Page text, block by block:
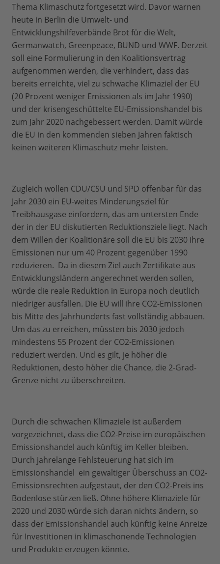
Thema Klimaschutz fortgesetzt wird. Davor warnen
heute in Berlin die Umwelt- und
Entwicklungshilfeverbände Brot für die Welt,
Germanwatch, Greenpeace, BUND und WWF. Derzeit
soll eine Formulierung in den Koalitionsvertrag
aufgenommen werden, die verhindert, dass das
bereits erreichte, viel zu schwache Klimaziel der EU
(20 Prozent weniger Emissionen als im Jahr 1990)
und der krisengeschüttelte EU-Emissionshandel bis
zum Jahr 2020 nachgebessert werden. Damit würde
die EU in den kommenden sieben Jahren faktisch
keinen weiteren Klimaschutz mehr leisten.
Zugleich wollen CDU/CSU und SPD offenbar für das
Jahr 2030 ein EU-weites Minderungsziel für
Treibhausgase einfordern, das am untersten Ende
der in der EU diskutierten Reduktionsziele liegt. Nach
dem Willen der Koalitionäre soll die EU bis 2030 ihre
Emissionen nur um 40 Prozent gegenüber 1990
reduzieren. Da in diesem Ziel auch Zertifikate aus
Entwicklungsländern angerechnet werden sollen,
würde die reale Reduktion in Europa noch deutlich
niedriger ausfallen. Die EU will ihre CO2-Emissionen
bis Mitte des Jahrhunderts fast vollständig abbauen.
Um das zu erreichen, müssten bis 2030 jedoch
mindestens 55 Prozent der CO2-Emissionen
reduziert werden. Und es gilt, je höher die
Reduktionen, desto höher die Chance, die 2-Grad-
Grenze nicht zu überschreiten.
Durch die schwachen Klimaziele ist außerdem
vorgezeichnet, dass die CO2-Preise im europäischen
Emissionshandel auch künftig im Keller bleiben.
Durch jahrelange Fehlsteuerung hat sich im
Emissionshandel ein gewaltiger Überschuss an CO2-
Emissionsrechten aufgestaut, der den CO2-Preis ins
Bodenlose stürzen ließ. Ohne höhere Klimaziele für
2020 und 2030 würde sich daran nichts ändern, so
dass der Emissionshandel auch künftig keine Anreize
für Investitionen in klimaschonende Technologien
und Produkte erzeugen könnte.